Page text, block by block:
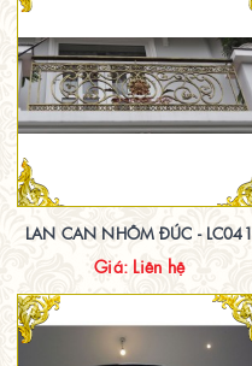
LAN CAN NHÔM ĐÚC - LC041
Giá: Liên hệ